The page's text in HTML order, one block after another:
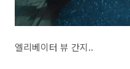
엘리베이터 뷰 간지..